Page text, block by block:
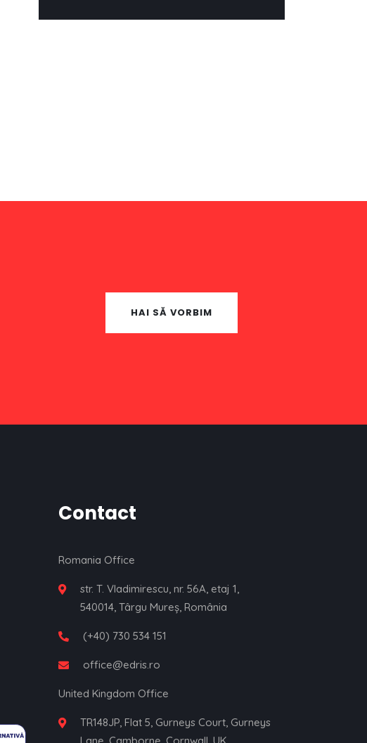
HAI SĂ VORBIM
Contact
Romania Office
str. T. Vladimirescu, nr. 56A, etaj 1,
540014, Târgu Mureș, România
(+40) 730 534 151
office@edris.ro
United Kingdom Office
TR148JP, Flat 5, Gurneys Court, Gurneys